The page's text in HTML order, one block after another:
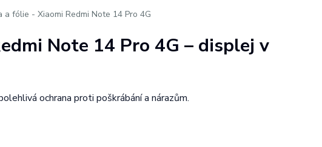
a fólie - Xiaomi Redmi Note 14 Pro 4G
Note 14 Pro 4G – displej v
ochrana proti poškrábání a nárazům.